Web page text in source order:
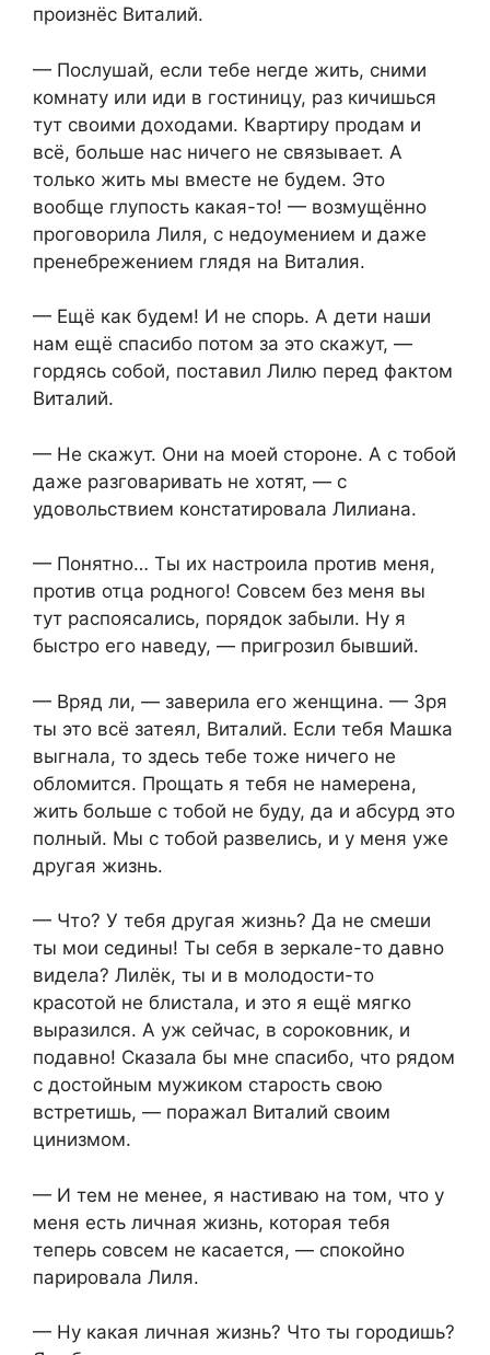
произнёс Виталий.
— Послушай, если тебе негде жить, сними
комнату или иди в гостиницу, раз кичишься
тут своими доходами. Квартиру продам и
всё, больше нас ничего не связывает. А
только жить мы вместе не будем. Это
вообще глупость какая-то! — возмущённо
проговорила Лиля, с недоумением и даже
пренебрежением глядя на Виталия.
— Ещё как будем! И не спорь. А дети наши
нам ещё спасибо потом за это скажут, —
гордясь собой, поставил Лилю перед фактом
Виталий.
— Не скажут. Они на моей стороне. А с тобой
даже разговаривать не хотят, — с
удовольствием констатировала Лилиана.
— Понятно… Ты их настроила против меня,
против отца родного! Совсем без меня вы
тут распоясались, порядок забыли. Ну я
быстро его наведу, — пригрозил бывший.
— Вряд ли, — заверила его женщина. — Зря
ты это всё затеял, Виталий. Если тебя Машка
выгнала, то здесь тебе тоже ничего не
обломится. Прощать я тебя не намерена,
жить больше с тобой не буду, да и абсурд это
полный. Мы с тобой развелись, и у меня уже
другая жизнь.
— Что? У тебя другая жизнь? Да не смеши
ты мои седины! Ты себя в зеркале-то давно
видела? Лилёк, ты и в молодости-то
красотой не блистала, и это я ещё мягко
выразился. А уж сейчас, в сороковник, и
подавно! Сказала бы мне спасибо, что рядом
с достойным мужиком старость свою
встретишь, — поражал Виталий своим
цинизмом.
— И тем не менее, я настиваю на том, что у
меня есть личная жизнь, которая тебя
теперь совсем не касается, — спокойно
парировала Лиля.
— Ну какая личная жизнь? Что ты городишь?